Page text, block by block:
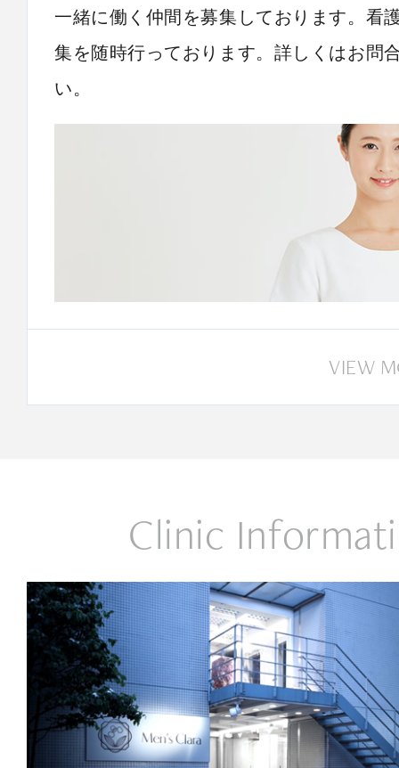
一緒に働く仲間を募集しております。看
集を随時行っております。詳しくはお問
い。
VIEW
Clinic